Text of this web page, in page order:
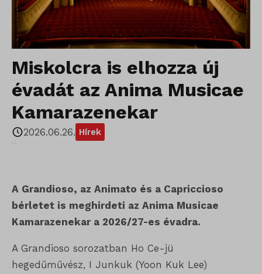
Miskolcra is elhozza új
évadát az Anima Musicae
Kamarazenekar
2026.06.26. Hírek
A Grandioso, az Animato és a Capriccioso
bérletet is meghirdeti az Anima Musicae
Kamarazenekar a 2026/27-es évadra.
A Grandioso sorozatban Ho Ce-jü
hegedűművész, I Junkuk (Yoon Kuk Lee)